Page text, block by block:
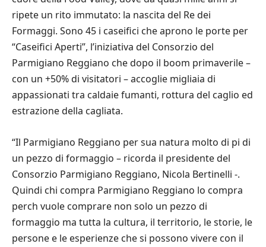
ripete un rito immutato: la nascita del Re dei
Formaggi. Sono 45 i caseifici che aprono le porte per
“Caseifici Aperti”, l’iniziativa del Consorzio del
Parmigiano Reggiano che dopo il boom primaverile –
con un +50% di visitatori – accoglie migliaia di
appassionati tra caldaie fumanti, rottura del caglio ed
estrazione della cagliata.
“Il Parmigiano Reggiano per sua natura molto di pi di
un pezzo di formaggio – ricorda il presidente del
Consorzio Parmigiano Reggiano, Nicola Bertinelli -.
Quindi chi compra Parmigiano Reggiano lo compra
perch vuole comprare non solo un pezzo di
formaggio ma tutta la cultura, il territorio, le storie, le
persone e le esperienze che si possono vivere con il